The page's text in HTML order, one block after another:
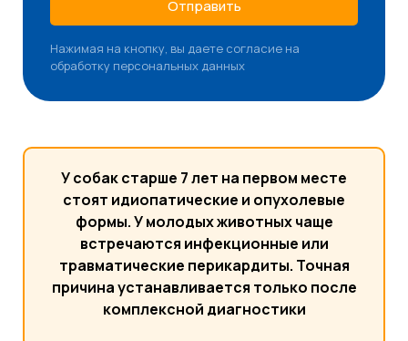
Отправить
Нажимая на кнопку, вы даете согласие на
обработку персональных данных
У собак старше 7 лет на первом месте
стоят идиопатические и опухолевые
формы. У молодых животных чаще
встречаются инфекционные или
травматические перикардиты. Точная
причина устанавливается только после
комплексной диагностики